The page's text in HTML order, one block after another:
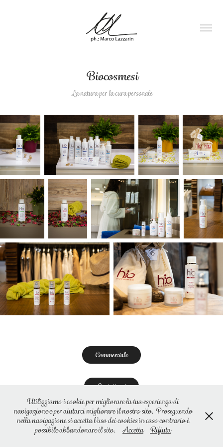
Biocosmesi
La natura per la cura personale
Commerciale
Contattami
© 2023 Marco Lazzarin - La Bottega della Foto
Utilizziamo i cookie per migliorare la tua esperienza di
navigazione e per aiutarci migliorare il nostro sito. Proseguendo
nella navigazione si accetta l’uso dei cookies in caso contrario è
possibile abbandonare il sito.
Accetta Rifiuta